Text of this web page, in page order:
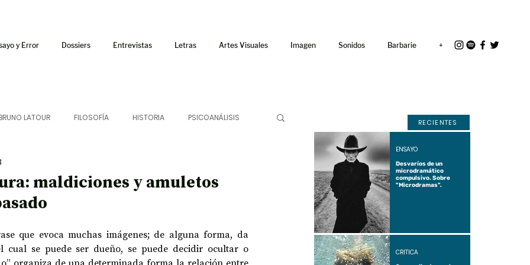
y Error Dossiers Entrevistas Letras Artes Visuales Imagen Sonidos Barbarie +
LATOUR FILOSOFÍA HISTORIA PSICOANÁLISIS
AFUERISMOS POESÍA ENSAYO
maldiciones y amuletos
que evoca muchas imágenes; de alguna forma, da
cual se puede ser dueño, se puede decidir ocultar o
RECIENTES
Desvaríos de un
microdramático
compulsivo. Sobre
"Microdramas".
ENSAYO
CRÍTICA